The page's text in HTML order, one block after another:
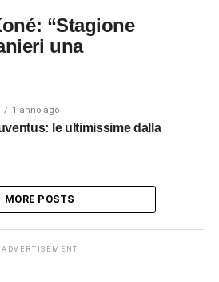
“Stagione
una
1 anno ago
le ultimissime dalla
MORE POSTS
ADVERTISEMENT